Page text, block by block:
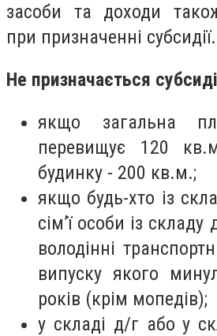
засоби та доходи
при призначенні субсидії.
Не призначається
якщо загальна
перевищує 120
будинку - 200 кв.м.;
якщо будь-хто із
сім’ї особи із
володінні
випуску якого
років (крім мопедів);
у складі д/г або у